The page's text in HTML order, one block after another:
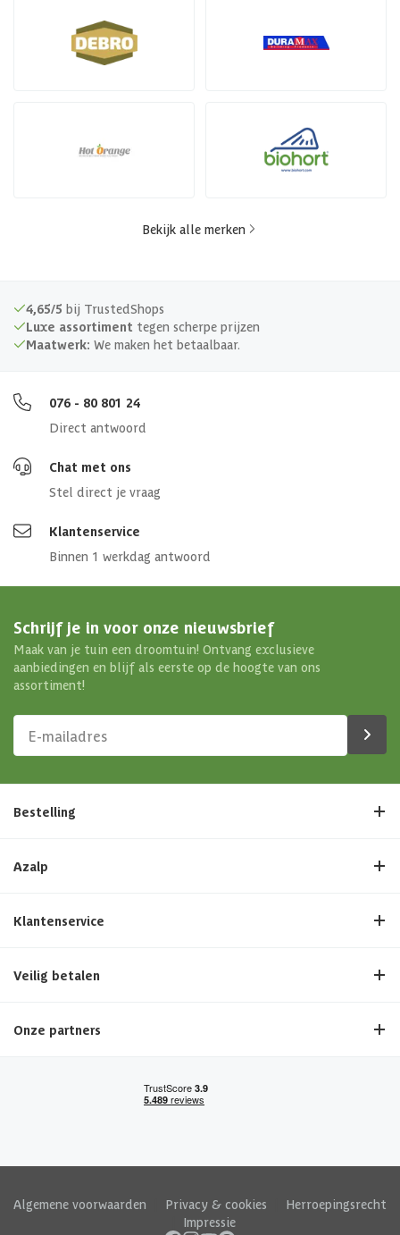
Bekijk alle merken
4,65/5 bij TrustedShops
Luxe assortiment tegen scherpe prijzen
Maatwerk: We maken het betaalbaar.
076 - 80 801 24
Direct antwoord
Chat met ons
Stel direct je vraag
Klantenservice
Binnen 1 werkdag antwoord
Schrijf je in voor onze nieuwsbrief
Maak van je tuin een droomtuin! Ontvang exclusieve
aanbiedingen en blijf als eerste op de hoogte van ons
assortiment!
Bestelling
Azalp
Klantenservice
Veilig betalen
Onze partners
Algemene voorwaarden Privacy & cookies
Herroepingsrecht
Impressie